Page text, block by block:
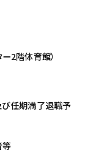
2階体育館）
任期満了退職予